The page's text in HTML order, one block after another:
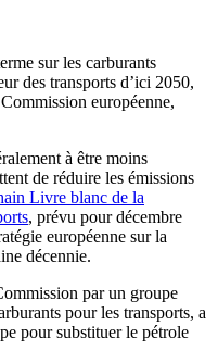
sur les carburants
des transports d’ici 2050,
européenne,
à être moins
de réduire les émissions
Livre blanc de la
, prévu pour décembre
européenne sur la
décennie.
par un groupe
pour les transports, a
pour substituer le pétrole